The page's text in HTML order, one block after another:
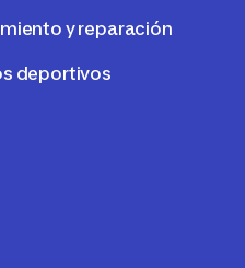
y reparación
deportivos